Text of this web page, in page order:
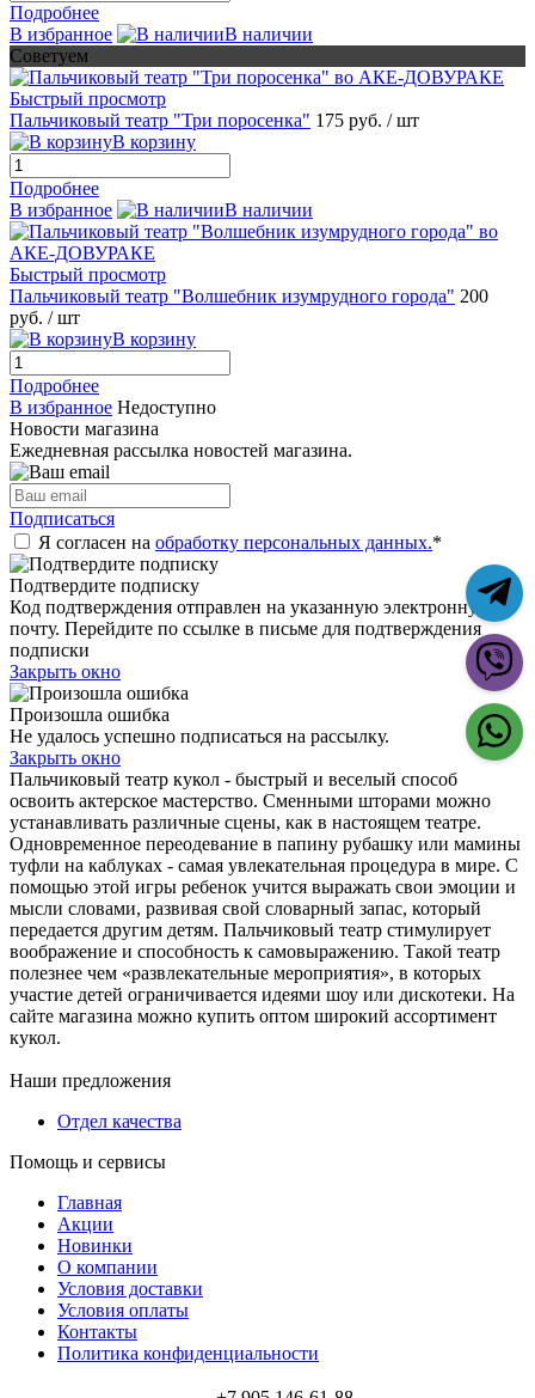
Подробнее
В избранное
В наличии
Советуем
Быстрый просмотр
Пальчиковый театр "Три поросенка" 175 руб. / шт
В корзину
Подробнее
В избранное
В наличии
Быстрый просмотр
Пальчиковый театр "Волшебник изумрудного города" 200
руб. / шт
В корзину
Подробнее
В избранное Недоступно
Новости магазина
Ежедневная рассылка новостей магазина.
Подписаться
Я согласен на обработку персональных данных.*
Подтвердите подписку
Код подтверждения отправлен на указанную электронную
почту. Перейдите по ссылке в письме для подтверждения
подписки
Закрыть окно
Произошла ошибка
Не удалось успешно подписаться на рассылку.
Закрыть окно
Пальчиковый театр кукол - быстрый и веселый способ
освоить актерское мастерство. Сменными шторами можно
устанавливать различные сцены, как в настоящем театре.
Одновременное переодевание в папину рубашку или мамины
туфли на каблуках - самая увлекательная процедура в мире. С
помощью этой игры ребенок учится выражать свои эмоции и
мысли словами, развивая свой словарный запас, который
передается другим детям. Пальчиковый театр стимулирует
воображение и способность к самовыражению. Такой театр
полезнее чем «развлекательные мероприятия», в которых
участие детей ограничивается идеями шоу или дискотеки. На
сайте магазина можно купить оптом широкий ассортимент
кукол.
Наши предложения
Отдел качества
Помощь и сервисы
Главная
Акции
Новинки
О компании
Условия доставки
Условия оплаты
Контакты
Политика конфиденциальности